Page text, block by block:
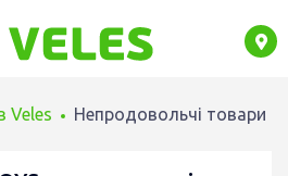
Veles Непродовольчі товари